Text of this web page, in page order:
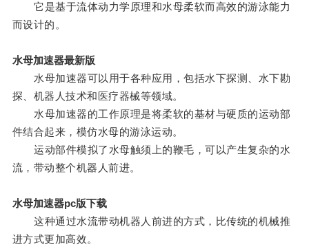
它是基于流体动力学原理和水母柔软而高效的游泳能力
而设计的。
水母加速器最新版
水母加速器可以用于各种应用，包括水下探测、水下勘
探、机器人技术和医疗器械等领域。
水母加速器的工作原理是将柔软的基材与硬质的运动部
件结合起来，模仿水母的游泳运动。
运动部件模拟了水母触须上的鞭毛，可以产生复杂的水
流，带动整个机器人前进。
水母加速器pc版下载
这种通过水流带动机器人前进的方式，比传统的机械推
进方式更加高效。